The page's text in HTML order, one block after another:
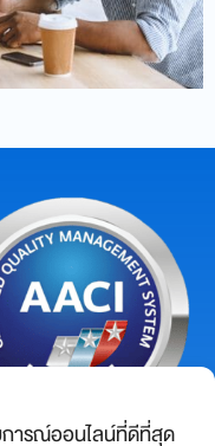
บการณ์ออนไลน์ที่ดีที่สุด